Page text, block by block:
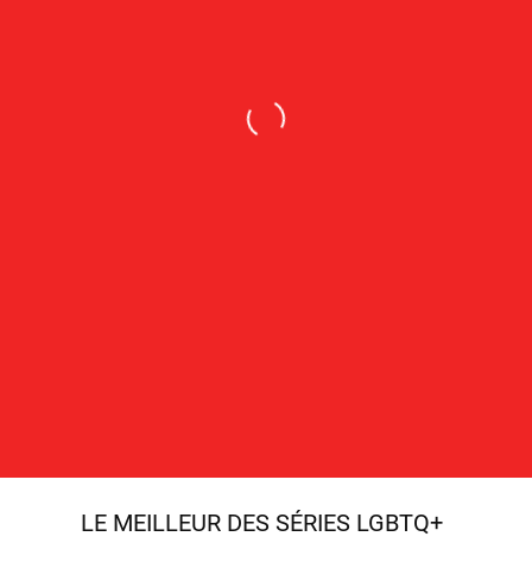
LE MEILLEUR DES SÉRIES LGBTQ+